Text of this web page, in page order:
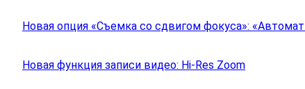
Новая опция «Съемка со сдвигом фокуса»:
Новая функция записи видео: Hi-Res Zoom